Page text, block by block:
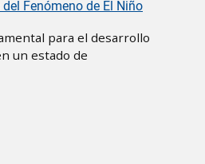
Fenómeno de El Niño
para el desarrollo
un estado de